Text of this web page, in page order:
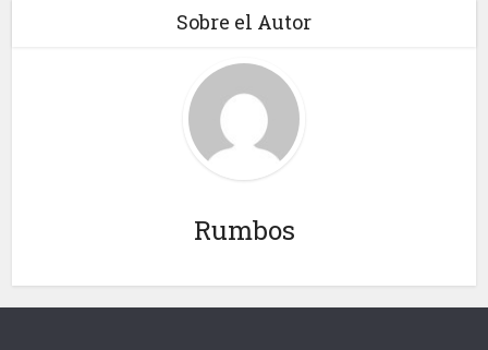
Sobre el Autor
Rumbos